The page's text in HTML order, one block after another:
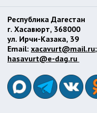
Республика Дагестан
г. Хасавюрт, 368000
ул. Ирчи-Казака, 39
Email: xacavurt@mail.ru;
hasavurt@e-dag.ru